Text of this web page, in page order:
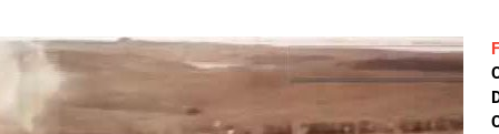
FORMULÁRIO DE BUSCA